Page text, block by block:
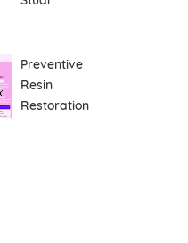
Preventive
Resin
Restoration